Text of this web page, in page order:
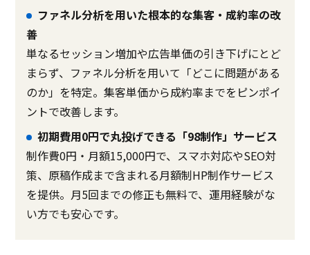
ファネル分析を用いた根本的な集客・成約率の改
善
単なるセッション増加や広告単価の引き下げにとど
まらず、ファネル分析を用いて「どこに問題がある
のか」を特定。集客単価から成約率までをピンポイ
ントで改善します。
初期費用0円で丸投げできる「98制作」サービス
制作費0円・月額15,000円で、スマホ対応やSEO対
策、原稿作成まで含まれる月額制HP制作サービス
を提供。月5回までの修正も無料で、運用経験がな
い方でも安心です。